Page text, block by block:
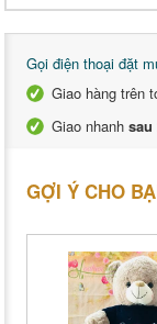
Gọi điện thoại đặt
Giao hàng trên
Giao nhanh sau
GỢI Ý CHO